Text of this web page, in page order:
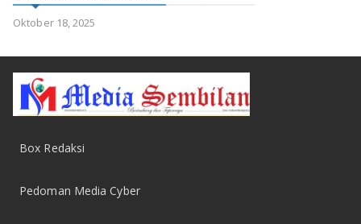
Oktober 18, 2025
Box Redaksi
Pedoman Media Cyber